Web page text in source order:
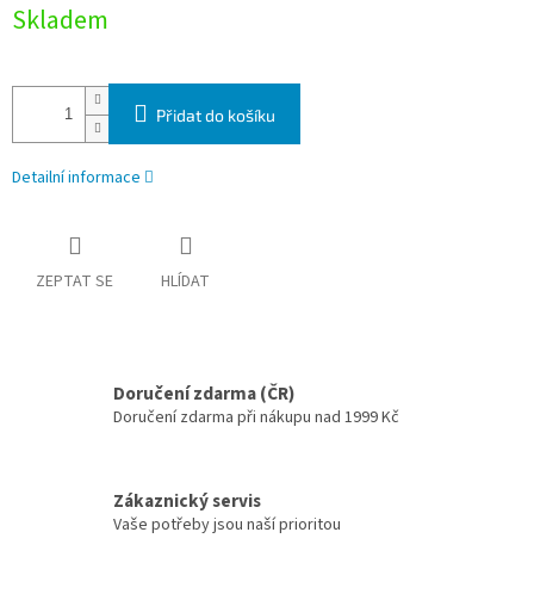
Skladem
Přidat do košíku
Detailní informace
ZEPTAT SE HLÍDAT
Doručení zdarma (ČR)
Doručení zdarma při nákupu nad 1999 Kč
Zákaznický servis
Vaše potřeby jsou naší prioritou